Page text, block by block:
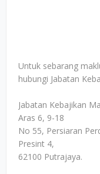
Untuk sebarang
hubungi Jabatan
Jabatan Kebajikan
Aras 6, 9-18
No 55, Persiaran
Presint 4,
62100 Putrajaya.